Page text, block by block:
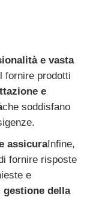
e vasta
fornire prodotti
e
che soddisfano
assicuraInfine,
fornire risposte
e
gestione della